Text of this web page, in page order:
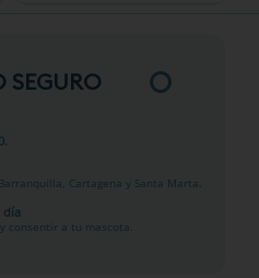
Cartagena y Santa Marta.
día
consentir a tu mascota.